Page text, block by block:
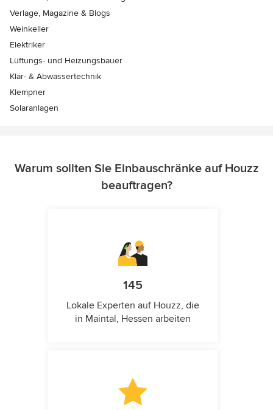
Verlage, Magazine & Blogs
Weinkeller
Elektriker
Lüftungs- und Heizungsbauer
Klär- & Abwassertechnik
Klempner
Solaranlagen
Warum sollten Sie Einbauschränke auf Houzz
beauftragen?
145
Lokale Experten auf Houzz, die
in Maintal, Hessen arbeiten